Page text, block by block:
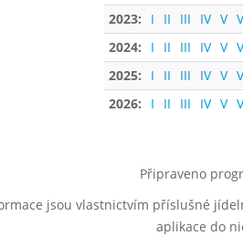
2023:
I II III IV V
2024:
I II III IV V
2025:
I II III IV V
2026:
I II III IV V
Připraveno
jsou vlastnictvím příslušné
aplikace do